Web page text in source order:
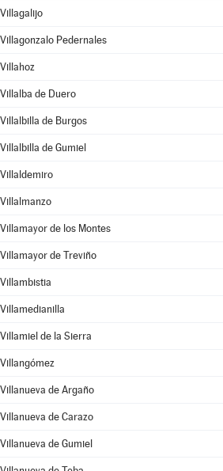
Villagalijo
Villagonzalo Pedernales
Villahoz
Villalba de Duero
Villalbilla de Burgos
Villalbilla de Gumiel
Villaldemiro
Villalmanzo
Villamayor de los Montes
Villamayor de Treviño
Villambistia
Villamedianilla
Villamiel de la Sierra
Villangómez
Villanueva de Argaño
Villanueva de Carazo
Villanueva de Gumiel